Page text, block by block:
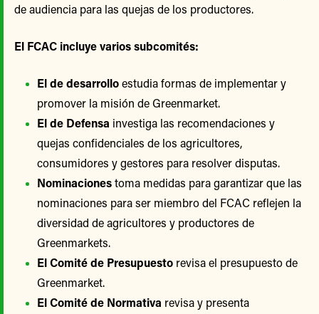
de audiencia para las quejas de los productores.
El FCAC incluye varios subcomités:
El de desarrolloestudia formas de implementar y
promover la misión de Greenmarket.
El de Defensa investiga las recomendaciones y
quejas confidenciales de los agricultores,
consumidores y gestores para resolver disputas.
Nominacionestoma medidas para garantizar que las
nominaciones para ser miembro del FCAC reflejen la
diversidad de agricultores y productores de
Greenmarkets.
El Comité de Presupuesto revisa el presupuesto de
Greenmarket.
El Comité de Normativa revisa y presenta